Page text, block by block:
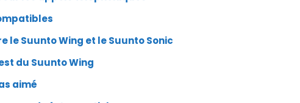
le Suunto Wing et le Suunto Sonic
du Suunto Wing
aimé